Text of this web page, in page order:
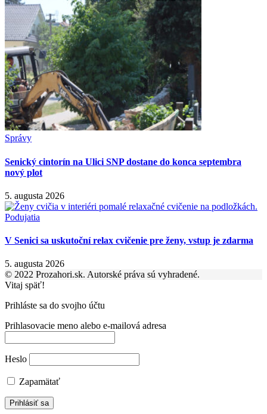
Správy
Senický cintorín na Ulici SNP dostane do konca septembra
nový plot
5. augusta 2026
Podujatia
V Senici sa uskutoční relax cvičenie pre ženy, vstup je zdarma
5. augusta 2026
© 2022 Prozahori.sk. Autorské práva sú vyhradené.
Vitaj späť!
Prihláste sa do svojho účtu
Prihlasovacie meno alebo e-mailová adresa
Heslo
Zapamätať